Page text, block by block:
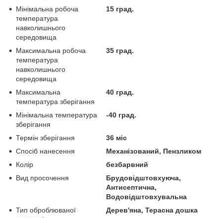
Мінімальна робоча
температура
навколишнього
середовища
15 град.
Максимальна робоча
температура
навколишнього
середовища
35 град.
Максимальна
температура зберігання
40 град.
Мінімальна температура
зберігання
-40 град.
Термін зберігання
36 міс
Спосіб нанесення
Механізований, Пензликом
Колір
безбарвний
Вид просочення
Брудовідштовхуюча,
Антисептична,
Водовідштовхувальна
Тип оброблюваної
Дерев'яна, Терасна дошка